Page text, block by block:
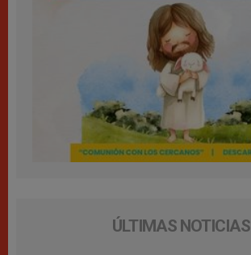
ÚLTIMAS NOTICIAS